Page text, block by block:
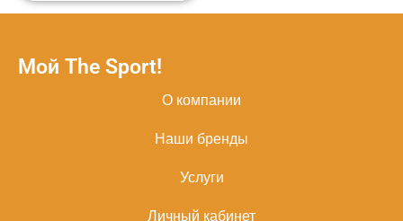
Мой The Sport!
О компании
Наши бренды
Услуги
Личный кабинет